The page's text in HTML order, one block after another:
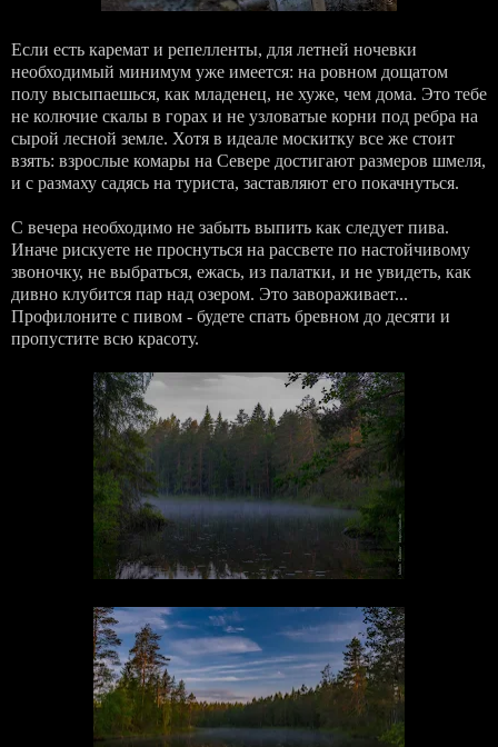
Если есть каремат и репелленты, для летней ночевки
необходимый минимум уже имеется: на ровном дощатом
полу высыпаешься, как младенец, не хуже, чем дома. Это тебе
не колючие скалы в горах и не узловатые корни под ребра на
сырой лесной земле. Хотя в идеале москитку все же стоит
взять: взрослые комары на Севере достигают размеров шмеля,
и с размаху садясь на туриста, заставляют его покачнуться.
С вечера необходимо не забыть выпить как следует пива.
Иначе рискуете не проснуться на рассвете по настойчивому
звоночку, не выбраться, ежась, из палатки, и не увидеть, как
дивно клубится пар над озером. Это завораживает...
Профилоните с пивом - будете спать бревном до десяти и
пропустите всю красоту.